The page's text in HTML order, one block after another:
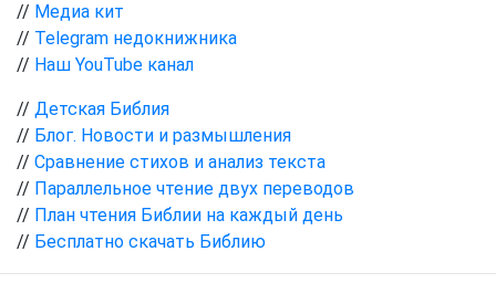
// Медиа кит
// Telegram недокнижника
// Наш YouTube канал
// Детская Библия
// Блог. Новости и размышления
// Сравнение стихов и анализ текста
// Параллельное чтение двух переводов
// План чтения Библии на каждый день
// Бесплатно скачать Библию